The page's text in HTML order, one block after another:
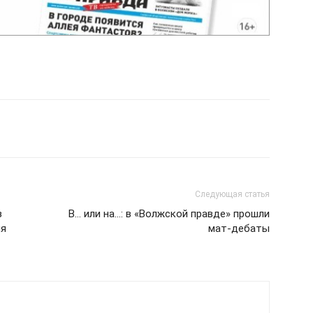
Следующая статья
В… или на…: в «Волжской правде» прошли
мат-дебаты